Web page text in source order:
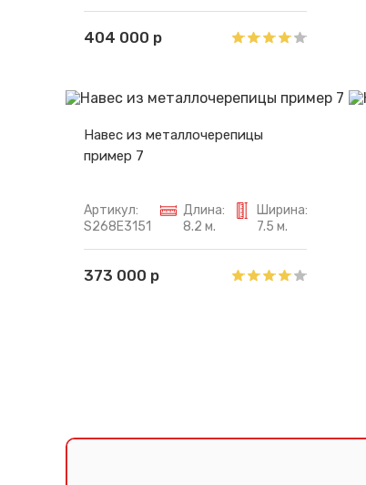
404 000 р
Навес из металлочерепицы
пример 7
Артикул:
S268E3151
Длина:
8.2 м.
Ширина:
7.5 м.
373 000 р